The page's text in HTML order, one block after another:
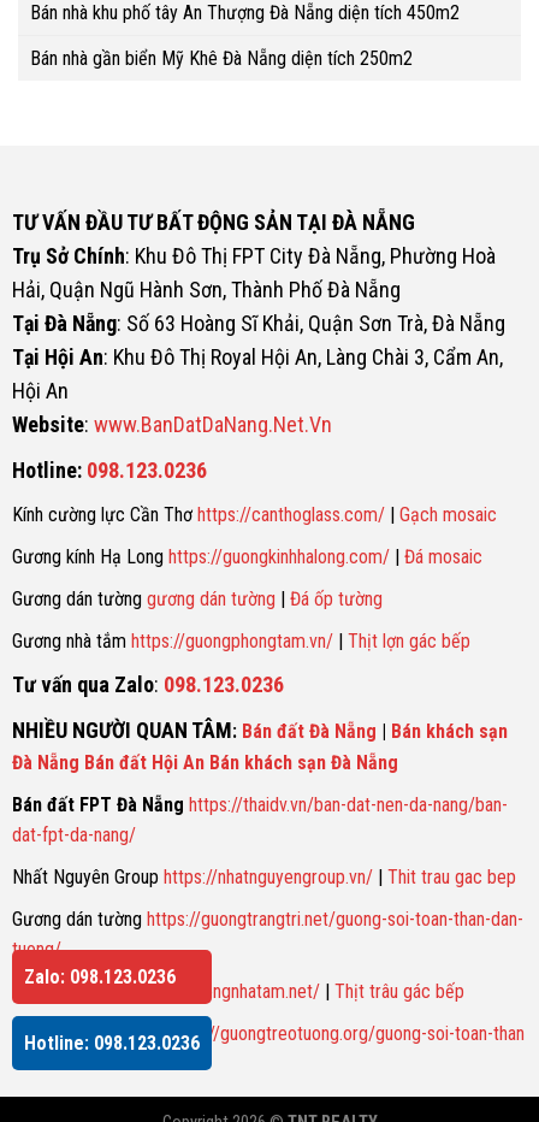
Bán nhà khu phố tây An Thượng Đà Nẵng diện tích 450m2
Bán nhà gần biển Mỹ Khê Đà Nẵng diện tích 250m2
TƯ VẤN ĐẦU TƯ BẤT ĐỘNG SẢN TẠI ĐÀ NẴNG
Trụ Sở Chính: Khu Đô Thị FPT City Đà Nẵng, Phường Hoà
Hải, Quận Ngũ Hành Sơn, Thành Phố Đà Nẵng
Tại Đà Nẵng: Số 63 Hoàng Sĩ Khải, Quận Sơn Trà, Đà Nẵng
Tại Hội An: Khu Đô Thị Royal Hội An, Làng Chài 3, Cẩm An,
Hội An
Website: www.BanDatDaNang.Net.Vn
Hotline: 098.123.0236
Kính cường lực Cần Thơ https://canthoglass.com/| Gạch mosaic
Gương kính Hạ Long https://guongkinhhalong.com/| Đá mosaic
Gương dán tường gương dán tường
Đá ốp tường
Gương nhà tắm https://guongphongtam.vn/| Thịt lợn gác bếp
Tư vấn qua Zalo: 098.123.0236
NHIỀU NGƯỜI QUAN TÂM: Bán đất Đà Nẵng
Bán khách sạn
Đà Nẵng Bán đất Hội An Bán khách sạn Đà Nẵng
Bán đất FPT Đà Nẵng https://thaidv.vn/ban-dat-nen-da-nang/ban-
dat-fpt-da-nang/
Nhất Nguyên Group https://nhatnguyengroup.vn/| Thit trau gac bep
Gương dán tường https://guongtrangtri.net/guong-soi-toan-than-dan-
tuong/
https://guongnhatam.net/| Thịt trâu gác bếp
Gương soi toàn thânhttps://guongtreotuong.org/guong-soi-toan-than
Zalo: 098.123.0236
Hotline: 098.123.0236